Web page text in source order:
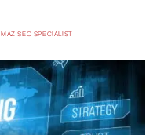
MAZ SEO SPECIALIST